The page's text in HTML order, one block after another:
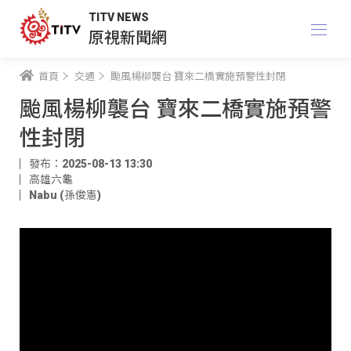
TITV NEWS
原視新聞網
首頁 交通 颱風楊柳襲台 寶來二橋實施預警性封閉
颱風楊柳襲台 寶來二橋實施預警
性封閉
發布：2025-08-13 13:30
高雄六龜
Nabu (孫俊憲)